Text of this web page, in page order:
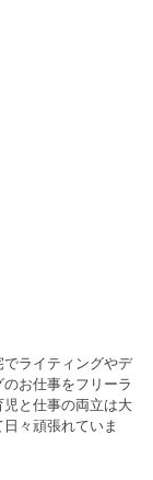
ライティングやデ
お仕事をフリーラ
と仕事の両立は大
々頑張れていま